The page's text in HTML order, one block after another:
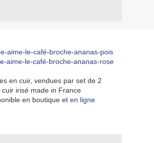
en cuir, vendues par set de 2
cuir irisé made in France
en boutique et en ligne